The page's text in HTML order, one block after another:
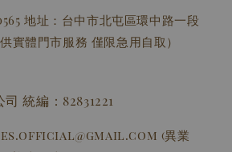
地址：台中市北屯區環中路一段
實體門市服務 僅限急用自取）
統編：82831221
(異業